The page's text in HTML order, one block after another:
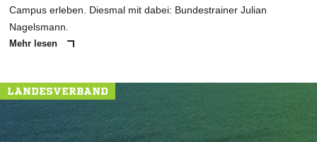
Campus erleben. Diesmal mit dabei: Bundestrainer Julian
Nagelsmann.
Mehr lesen
LANDESVERBAND